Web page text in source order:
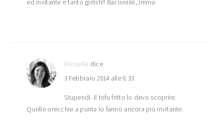
ed invitante e tanto girlish!! Bacioniiiii, Imma
Rossella dice
3 Febbraio 2014 alle 8:33
Stupendi. Il tofu fritto lo devo scoprire.
Quelle orecchie a punta lo fanno ancora più invitante.